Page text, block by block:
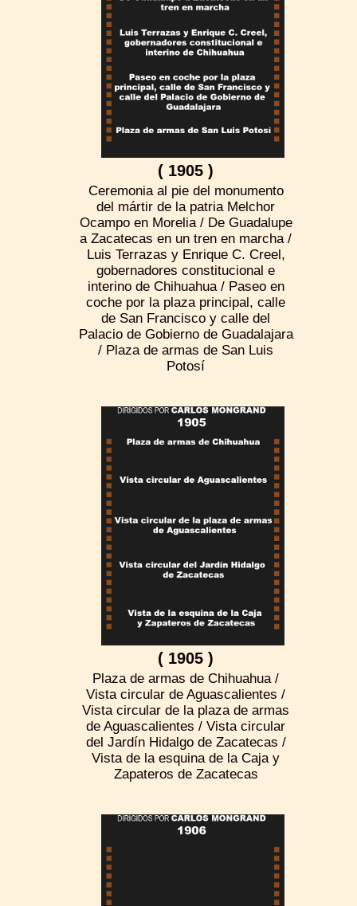
( 1905 )
Ceremonia al pie del monumento
del mártir de la patria Melchor
Ocampo en Morelia / De Guadalupe
a Zacatecas en un tren en marcha /
Luis Terrazas y Enrique C. Creel,
gobernadores constitucional e
interino de Chihuahua / Paseo en
coche por la plaza principal, calle
de San Francisco y calle del
Palacio de Gobierno de Guadalajara
/ Plaza de armas de San Luis
Potosí
( 1905 )
Plaza de armas de Chihuahua /
Vista circular de Aguascalientes /
Vista circular de la plaza de armas
de Aguascalientes / Vista circular
del Jardín Hidalgo de Zacatecas /
Vista de la esquina de la Caja y
Zapateros de Zacatecas